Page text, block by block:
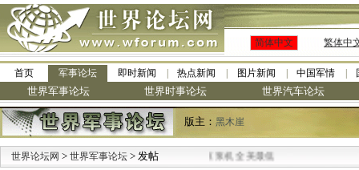
简体中文 繁体中
首页 军事论坛 即时新闻 热点新闻 图片新闻 中国军情
世界军事论坛 世界时事论坛 世界汽车论坛
版主： 黑木崖
世界论坛网 > 世界军事论坛 > 发帖